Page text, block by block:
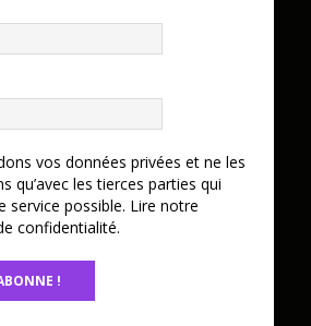
vos données privées et ne les
qu’avec les tierces parties qui
service possible. Lire notre
confidentialité.